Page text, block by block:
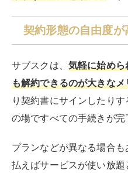
部屋さえ空いていればいつ
たびに面倒な手続きをし
でしょう。